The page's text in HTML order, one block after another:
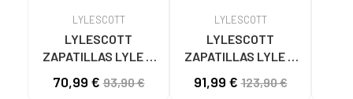
LYLESCOTT
LYLESCOTT
ZAPATILLAS LYLE &
KALEB004 COLOR
70,99 €93,90 €
LYLESCOTT
LYLESCOTT
ZAPATILLAS LYLE &
PARA HOMBRE, COLOR
91,99 €123,90 €